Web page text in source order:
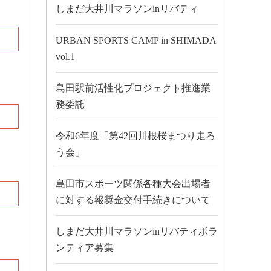
しまだ大井川マラソンinリバティ
URBAN SPORTS CAMP in SHIMADA
vol.1
島田駅前活性化プロジェクト推進業
務委託
令和6年度「第42回川根桜まつり走ろ
う会」
島田市スポーツ関係各種大会出場者
に対する報奨金交付手続きについて
しまだ大井川マラソンinリバティボラ
ンティア募集